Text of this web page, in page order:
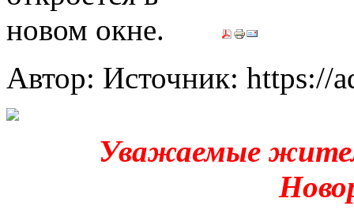
Автор: Источник: https://
Уважаемые